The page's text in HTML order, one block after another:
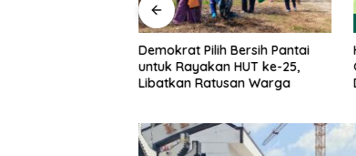
Demokrat Pilih Bersih Pantai
untuk Rayakan HUT ke-25,
Libatkan Ratusan Warga